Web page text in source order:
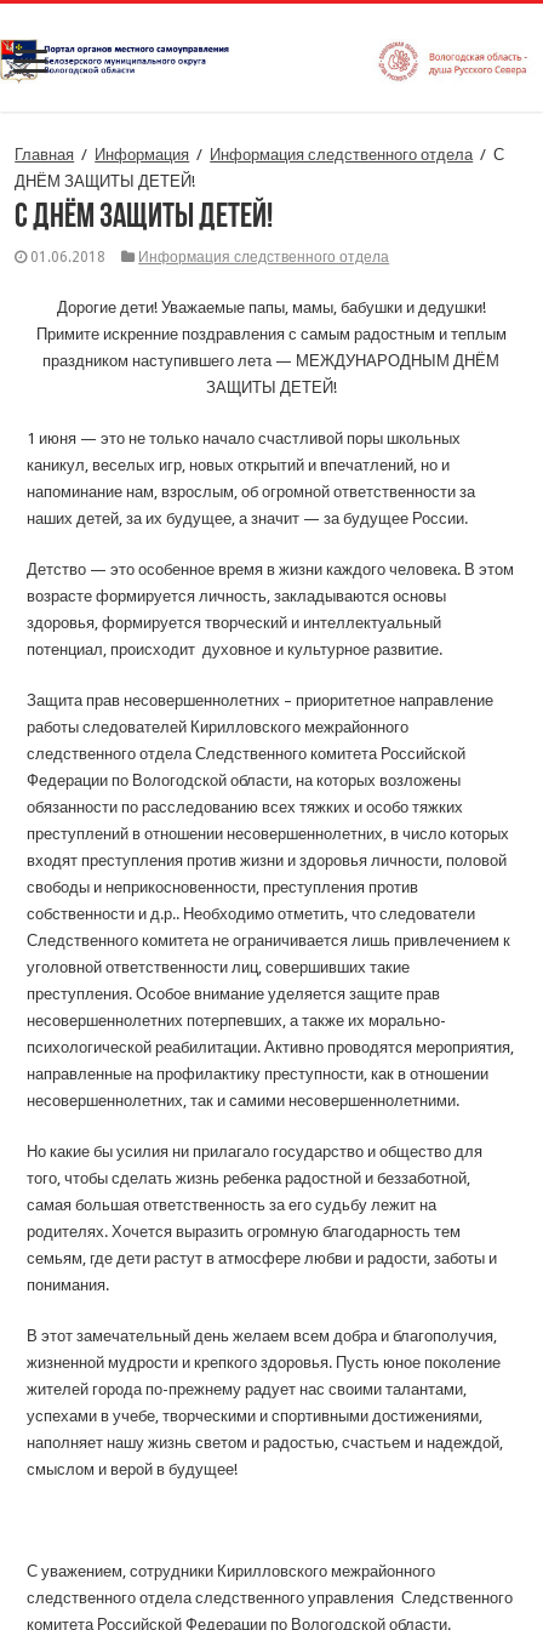
Главная / Информация / Информация следственного отдела / С
ДНЁМ ЗАЩИТЫ ДЕТЕЙ!
С ДНЁМ ЗАЩИТЫ ДЕТЕЙ!
01.06.2018 Информация следственного отдела
Дорогие дети! Уважаемые папы, мамы, бабушки и дедушки!
Примите искренние поздравления с самым радостным и теплым
праздником наступившего лета — МЕЖДУНАРОДНЫМ ДНЁМ
ЗАЩИТЫ ДЕТЕЙ!
1 июня — это не только начало счастливой поры школьных
каникул, веселых игр, новых открытий и впечатлений, но и
напоминание нам, взрослым, об огромной ответственности за
наших детей, за их будущее, а значит — за будущее России.
Детство — это особенное время в жизни каждого человека. В этом
возрасте формируется личность, закладываются основы
здоровья, формируется творческий и интеллектуальный
потенциал, происходит духовное и культурное развитие.
Защита прав несовершеннолетних – приоритетное направление
работы следователей Кирилловского межрайонного
следственного отдела Следственного комитета Российской
Федерации по Вологодской области, на которых возложены
обязанности по расследованию всех тяжких и особо тяжких
преступлений в отношении несовершеннолетних, в число которых
входят преступления против жизни и здоровья личности, половой
свободы и неприкосновенности, преступления против
собственности и д.р.. Необходимо отметить, что следователи
Следственного комитета не ограничивается лишь привлечением к
уголовной ответственности лиц, совершивших такие
преступления. Особое внимание уделяется защите прав
несовершеннолетних потерпевших, а также их морально-
психологической реабилитации. Активно проводятся мероприятия,
направленные на профилактику преступности, как в отношении
несовершеннолетних, так и самими несовершеннолетними.
Но какие бы усилия ни прилагало государство и общество для
того, чтобы сделать жизнь ребенка радостной и беззаботной,
самая большая ответственность за его судьбу лежит на
родителях. Хочется выразить огромную благодарность тем
семьям, где дети растут в атмосфере любви и радости, заботы и
понимания.
В этот замечательный день желаем всем добра и благополучия,
жизненной мудрости и крепкого здоровья. Пусть юное поколение
жителей города по-прежнему радует нас своими талантами,
успехами в учебе, творческими и спортивными достижениями,
наполняет нашу жизнь светом и радостью, счастьем и надеждой,
смыслом и верой в будущее!
С уважением, сотрудники Кирилловского межрайонного
следственного отдела следственного управления Следственного
комитета Российской Федерации по Вологодской области.